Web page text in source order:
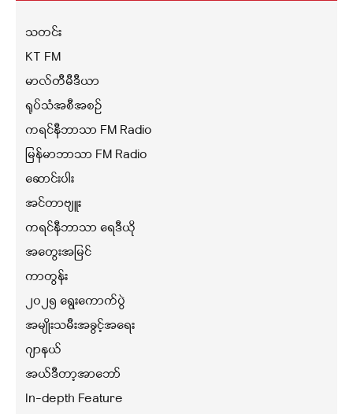
သတင်း
KT FM
မာလ်တီမီဒီယာ
ရုပ်သံအစီအစဉ်
ကရင်နီဘာသာ FM Radio
မြန်မာဘာသာ FM Radio
ဆောင်းပါး
အင်တာဗျူး
ကရင်နီဘာသာ ရေဒီယို
အတွေးအမြင်
ကာတွန်း
၂၀၂၅ ရွေးကောက်ပွဲ
အမျိုးသမီးအခွင့်အရေး
ဂျာနယ်
အယ်ဒီတာ့အာဘော်
In-depth Feature